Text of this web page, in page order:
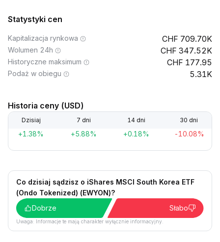
Statystyki cen
Kapitalizacja rynkowa 709.70K
Wolumen 24h 347.52K
Historyczne maksimum 177.95
Podaż w obiegu 5.31K
Historia ceny (USD)
Dzisiaj 7 dni 14 dni 30 dni
+1.38% +5.88% +0.18% -10.08%
Co dzisiaj sądzisz o iShares MSCI South Korea ETF
(Ondo Tokenized) (EWYON)?
Dobrze
Słabo
Uwaga: Informacje te mają charakter wyłącznie informacyjny.